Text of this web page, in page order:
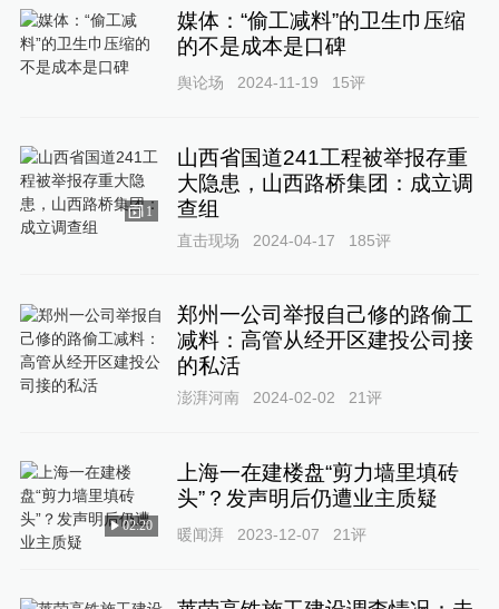
媒体：“偷工减料”的卫生巾压缩
的不是成本是口碑
舆论场 2024-11-19 15评
1
山西省国道241工程被举报存重
大隐患，山西路桥集团：成立调
查组
直击现场 2024-04-17 185评
郑州一公司举报自己修的路偷工
减料：高管从经开区建投公司接
的私活
澎湃河南 2024-02-02 21评
02:20
上海一在建楼盘“剪力墙里填砖
头”？发声明后仍遭业主质疑
暖闻湃 2023-12-07 21评